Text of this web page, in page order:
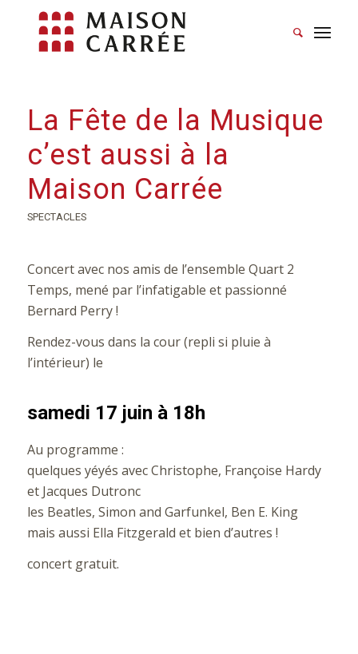
La Fête de la Musique
c’est aussi à la
Maison Carrée
SPECTACLES
Concert avec nos amis de l’ensemble Quart 2
Temps, mené par l’infatigable et passionné
Bernard Perry !
Rendez-vous dans la cour (repli si pluie à
l’intérieur) le
samedi 17 juin à 18h
Au programme :
quelques yéyés avec Christophe, Françoise Hardy
et Jacques Dutronc
les Beatles, Simon and Garfunkel, Ben E. King
mais aussi Ella Fitzgerald et bien d’autres !
concert gratuit.